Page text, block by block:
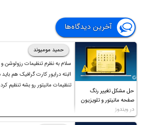
آخرین دیدگاه‌ها
حل مشکل تغییر رنگ
صفحه مانیتور و تلویزیون
در ویندوز
حمید مومیوند
سلام به نظرم تنظیمات رزولوشن و
البته درایور کارت گرافیک هم
تنظیمات مانیتور رو بشه تنظیم کرد.